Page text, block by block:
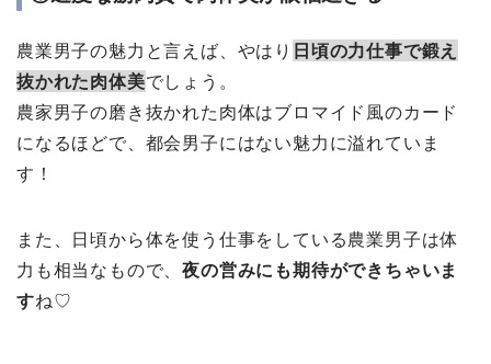
農業男子の魅力と言えば、やはり 日頃の力仕事で鍛え
抜かれた肉体美でしょう。
農家男子の磨き抜かれた肉体はブロマイド風のカード
になるほどで、都会男子にはない魅力に溢れていま
す！
また、日頃から体を使う仕事をしている農業男子は体
力も相当なもので、夜の営みにも期待ができちゃいま
すね♡